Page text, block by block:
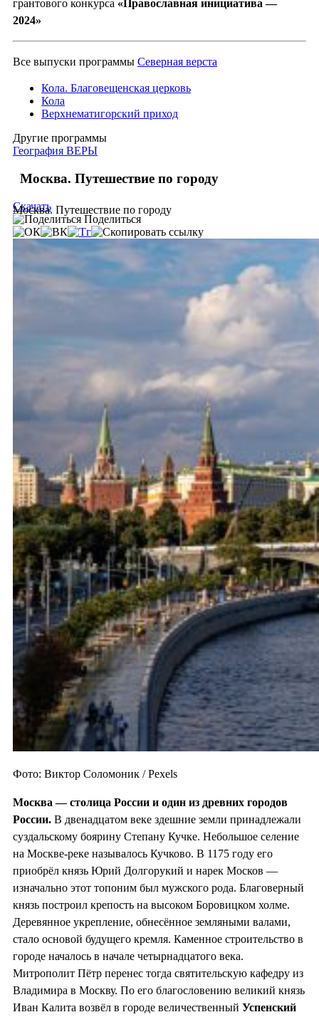
грантового конкурса «Православная инициатива—
2024»
Все выпуски программы Северная верста
Кола. Благовещенская церковь
Кола
Верхнематигорский приход
Другие программы
География ВЕРЫ
Москва. Путешествие по городу
Москва. Путешествие по городу
Скачать
Поделиться
Фото: Виктор Соломоник / Pexels
Москва — столица России и один из древних городов
России. В двенадцатом веке здешние земли принадлежали
суздальскому боярину Степану Кучке. Небольшое селение
на Москве-реке называлось Кучково. В 1175 году его
приобрёл князь Юрий Долгорукий и нарек Москов —
изначально этот топоним был мужского рода. Благоверный
князь построил крепость на высоком Боровицком холме.
Деревянное укрепление, обнесённое земляными валами,
стало основой будущего кремля. Каменное строительство в
городе началось в начале четырнадцатого века.
Митрополит Пётр перенес тогда святительскую кафедру из
Владимира в Москву. По его благословению великий князь
Иван Калита возвёл в городе величественный Успенский